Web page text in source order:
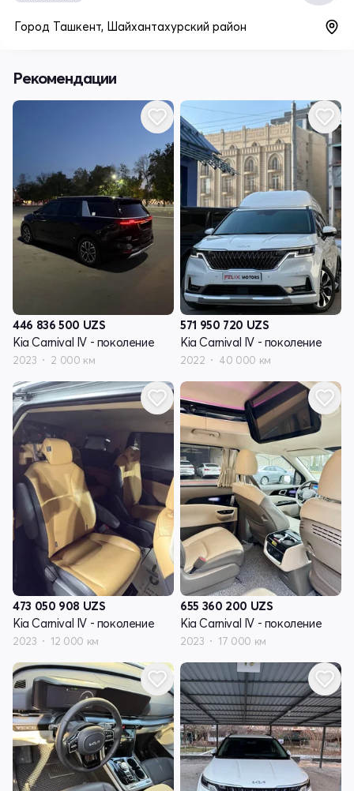
Город Ташкент, Шайхантахурский район
Рекомендации
446 836 500 UZS
Kia Carnival IV - поколение
2023 2 000 км
571 950 720 UZS
Kia Carnival IV - поколение
2022 40 000 км
473 050 908 UZS
Kia Carnival IV - поколение
2023 12 000 км
655 360 200 UZS
Kia Carnival IV - поколение
2023 17 000 км